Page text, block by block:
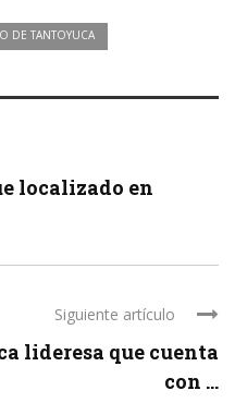
DE TANTOYUCA
localizado en
Siguiente artículo
lideresa que cuenta
con ...